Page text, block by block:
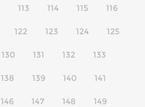
113 114 115 116
122 123 124 125
130 131 132 133
138 139 140 141
146 147 148 149